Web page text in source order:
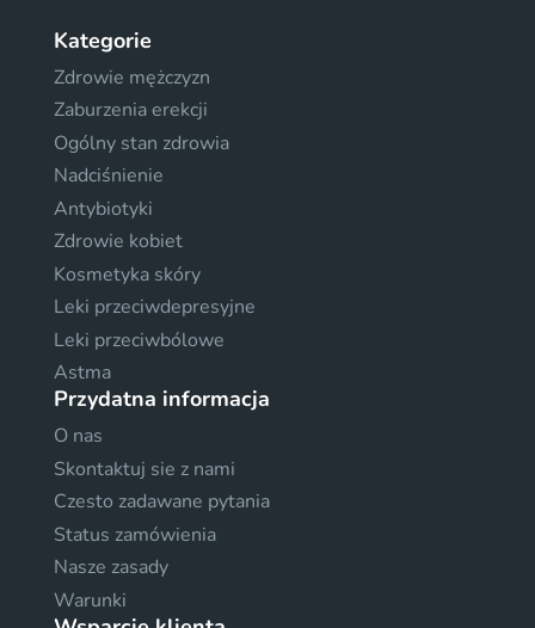
Kategorie
Zdrowie mężczyzn
Zaburzenia erekcji
Ogólny stan zdrowia
Nadciśnienie
Antybiotyki
Zdrowie kobiet
Kosmetyka skóry
Leki przeciwdepresyjne
Leki przeciwbólowe
Astma
Przydatna informacja
O nas
Skontaktuj sie z nami
Czesto zadawane pytania
Status zamówienia
Nasze zasady
Warunki